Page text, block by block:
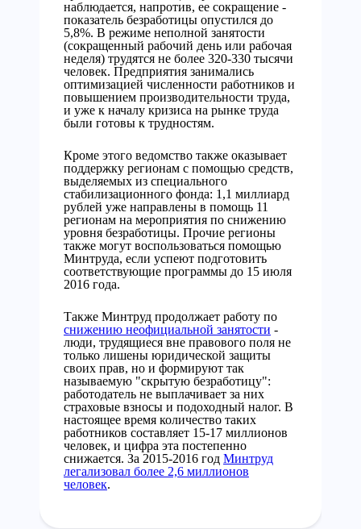
наблюдается, напротив, ее сокращение -
показатель безработицы опустился до
5,8%. В режиме неполной занятости
(сокращенный рабочий день или рабочая
неделя) трудятся не более 320-330 тысячи
человек. Предприятия занимались
оптимизацией численности работников и
повышением производительности труда,
и уже к началу кризиса на рынке труда
были готовы к трудностям.
Кроме этого ведомство также оказывает
поддержку регионам с помощью средств,
выделяемых из специального
стабилизационного фонда: 1,1 миллиард
рублей уже направлены в помощь 11
регионам на мероприятия по снижению
уровня безработицы. Прочие регионы
также могут воспользоваться помощью
Минтруда, если успеют подготовить
соответствующие программы до 15 июля
2016 года.
Также Минтруд продолжает работу по
снижению неофициальной занятости -
люди, трудящиеся вне правового поля не
только лишены юридической защиты
своих прав, но и формируют так
называемую "скрытую безработицу":
работодатель не выплачивает за них
страховые взносы и подоходный налог. В
настоящее время количество таких
работников составляет 15-17 миллионов
человек, и цифра эта постепенно
снижается. За 2015-2016 год Минтруд
легализовал более 2,6 миллионов
человек.